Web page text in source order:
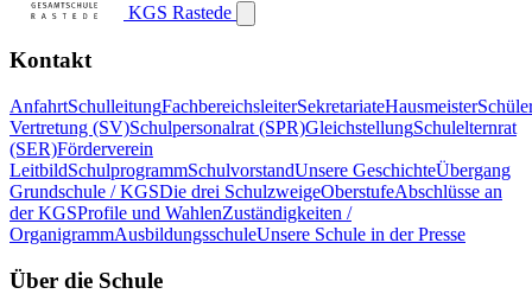
KGS Rastede
Kontakt
AnfahrtSchulleitungFachbereichsleiterSekretariateHausmeister
Vertretung (SV)Schulpersonalrat (SPR)GleichstellungSchulelternrat
(SER)Förderverein
LeitbildSchulprogrammSchulvorstandUnsere GeschichteÜbergang
Grundschule / KGSDie drei SchulzweigeOberstufeAbschlüsse an
der KGSProfile und WahlenZuständigkeiten /
OrganigrammAusbildungsschuleUnsere Schule in der Presse
Über die Schule